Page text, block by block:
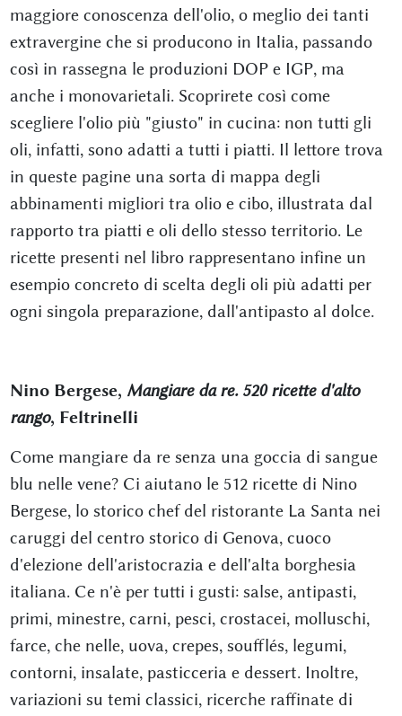
maggiore conoscenza dell'olio, o meglio dei tanti
extravergine che si producono in Italia, passando
così in rassegna le produzioni DOP e IGP, ma
anche i monovarietali. Scoprirete così come
scegliere l'olio più "giusto" in cucina: non tutti gli
oli, infatti, sono adatti a tutti i piatti. Il lettore trova
in queste pagine una sorta di mappa degli
abbinamenti migliori tra olio e cibo, illustrata dal
rapporto tra piatti e oli dello stesso territorio. Le
ricette presenti nel libro rappresentano infine un
esempio concreto di scelta degli oli più adatti per
ogni singola preparazione, dall'antipasto al dolce.
Nino Bergese, Mangiare da re. 520 ricette d'alto
rango, Feltrinelli
Come mangiare da re senza una goccia di sangue
blu nelle vene? Ci aiutano le 512 ricette di Nino
Bergese, lo storico chef del ristorante La Santa nei
caruggi del centro storico di Genova, cuoco
d'elezione dell'aristocrazia e dell'alta borghesia
italiana. Ce n'è per tutti i gusti: salse, antipasti,
primi, minestre, carni, pesci, crostacei, molluschi,
farce, che nelle, uova, crepes, soufflés, legumi,
contorni, insalate, pasticceria e dessert. Inoltre,
variazioni su temi classici, ricerche raffinate di